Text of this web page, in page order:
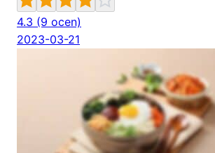
4.3 (9 ocen)
2023-03-21